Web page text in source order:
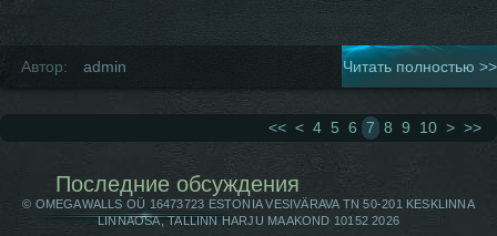
Автор: admin Читать полностью >>
<< < 4 5 6 7 8 9 10 > >>
Последние обсуждения
© OMEGAWALLS OÜ 16473723 ESTONIA VESIVÄRAVA TN 50-201 KESKLINNA
LINNAOSA, TALLINN HARJU MAAKOND 10152 2026